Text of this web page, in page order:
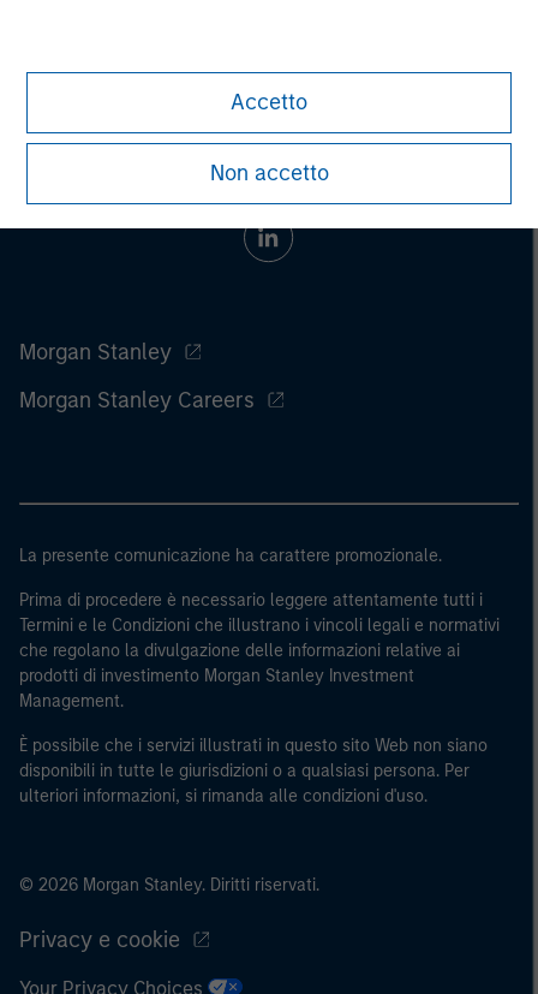
Accetto
Non accetto
Morgan Stanley
Morgan Stanley Careers
La presente comunicazione ha carattere promozionale.
Prima di procedere è necessario leggere attentamente tutti i
Termini e le Condizioni che illustrano i vincoli legali e normativi
che regolano la divulgazione delle informazioni relative ai
prodotti di investimento Morgan Stanley Investment
Management.
È possibile che i servizi illustrati in questo sito Web non siano
disponibili in tutte le giurisdizioni o a qualsiasi persona. Per
ulteriori informazioni, si rimanda alle condizioni d'uso.
© 2026 Morgan Stanley. Diritti riservati.
Privacy e cookie
Your Privacy Choices